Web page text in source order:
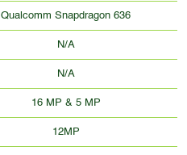
Qualcomm Snapdragon 636
N/A
N/A
16 MP & 5 MP
12MP